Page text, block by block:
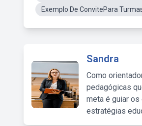
Exemplo De ConvitePara
Sandra
Como
pedagógicas
meta é guiar os
estratégias